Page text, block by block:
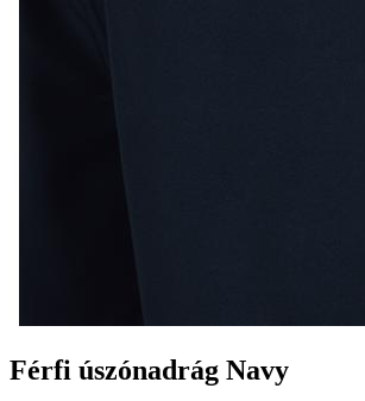
Férfi úszónadrág Navy